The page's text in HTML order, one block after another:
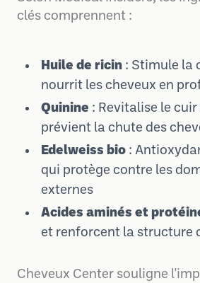
clés comprennent :
Huile de ricin : Stimule la
nourrit les cheveux en
Quinine : Revitalise le
prévient la chute des
Edelweiss bio :
qui protège contre les
externes
Acides aminés et
et renforcent la structure
Cheveux Center souligne